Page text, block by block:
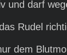
und darf
Rudel
dem